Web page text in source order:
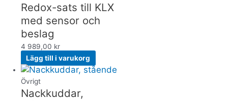
Redox-sats till KLX
med sensor och
beslag
4 989,00 kr
Lägg till i varukorg
Övrigt
Nackkuddar,